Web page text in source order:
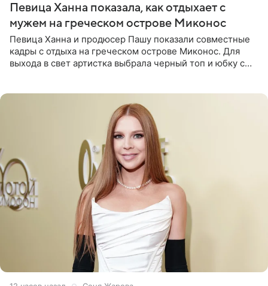
Певица Ханна показала, как отдыхает с
мужем на греческом острове Миконос
Певица Ханна и продюсер Пашу показали совместные
кадры с отдыха на греческом острове Миконос. Для
выхода в свет артистка выбрала черный топ и юбку с